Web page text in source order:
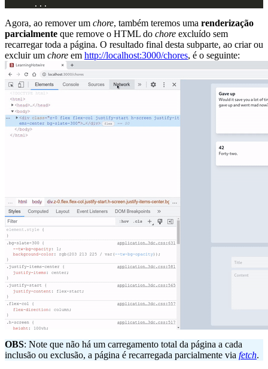
Agora, ao remover um chore, também teremos uma renderização
parcialmente que remove o HTML do chore excluído sem
recarregar toda a página. O resultado final desta subparte, ao criar ou
excluir um chore em http://localhost:3000/chores, é o seguinte:
OBS: Note que não há um carregamento total da página a cada
inclusão ou exclusão, a página é recarregada parcialmente via fetch.